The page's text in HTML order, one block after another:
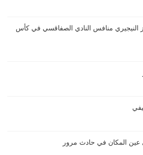
النيجيري منافس النادي الصفاقسي في كأس
المكان في حادث مرور